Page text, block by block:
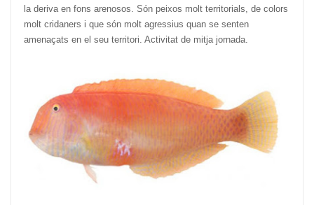
la deriva en fons arenosos. Són peixos molt territorials, de colors
molt cridaners i que són molt agressius quan se senten
amenaçats en el seu territori. Activitat de mitja jornada.